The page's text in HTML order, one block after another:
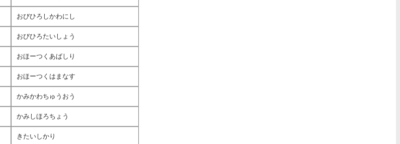
おびひろしかわにし
おびひろたいしょう
おほーつくあばしり
おほーつくはまなす
かみかわちゅうおう
かみしほろちょう
きたいしかり